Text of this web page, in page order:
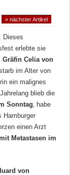
» nächster Artikel
Dieses
erlebte sie
Gräfin Celia von
im Alter von
ein malignes
blieb die
Sonntag‚ habe
Hamburger
einen Arzt
Metastasen im
von